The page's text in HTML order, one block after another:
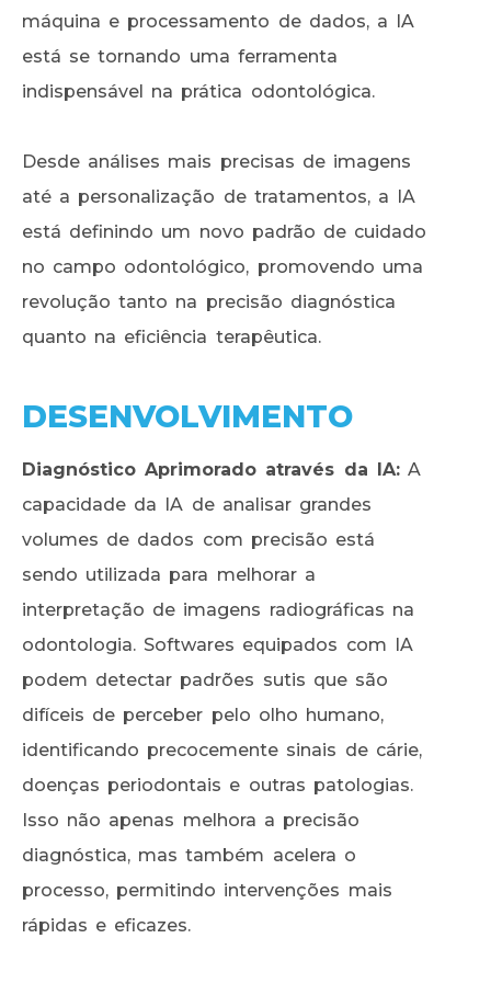
máquina e processamento de dados, a IA
está se tornando uma ferramenta
indispensável na prática odontológica.
Desde análises mais precisas de imagens
até a personalização de tratamentos, a IA
está definindo um novo padrão de cuidado
no campo odontológico, promovendo uma
revolução tanto na precisão diagnóstica
quanto na eficiência terapêutica.
DESENVOLVIMENTO
Diagnóstico Aprimorado através da IA:A
capacidade da IA de analisar grandes
volumes de dados com precisão está
sendo utilizada para melhorar a
interpretação de imagens radiográficas na
odontologia. Softwares equipados com IA
podem detectar padrões sutis que são
difíceis de perceber pelo olho humano,
identificando precocemente sinais de cárie,
doenças periodontais e outras patologias.
Isso não apenas melhora a precisão
diagnóstica, mas também acelera o
processo, permitindo intervenções mais
rápidas e eficazes.